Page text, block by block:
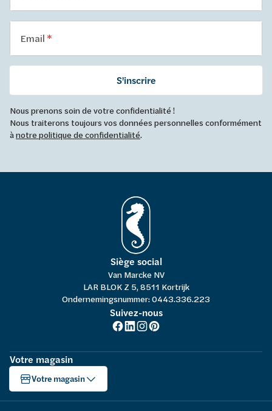
Email
S'inscrire
Nous prenons soin de votre confidentialité !
Nous traiterons toujours vos données personnelles conformément
ànotre politique de confidentialité.
Siège social
Van Marcke NV
LAR BLOK Z 5, 8511 Kortrijk
Ondernemingsnummer: 0443.336.223
Suivez-nous
Votre magasin
Votre magasin